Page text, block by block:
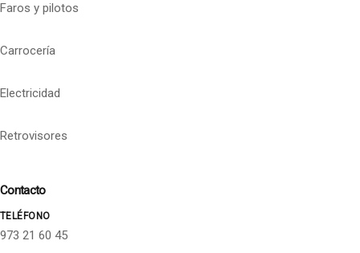
Faros y pilotos
Carrocería
Electricidad
Retrovisores
Contacto
TELÉFONO
973 21 60 45